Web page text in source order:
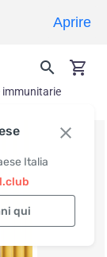
Italia
qui
immunitarie
Aprire